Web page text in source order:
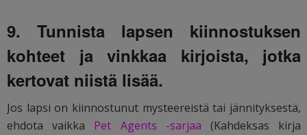
9. Tunnista lapsen kiinnostuksen
kohteet ja vinkkaa kirjoista, jotka
kertovat niistä lisää.
Jos lapsi on kiinnostunut mysteereistä tai jännityksestä,
ehdota vaikka Pet Agents -sarjaa (Kahdeksas kirja